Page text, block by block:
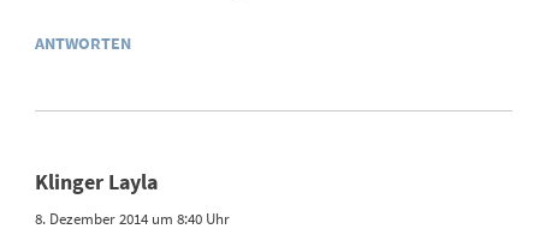
ANTWORTEN
Klinger Layla
8. Dezember 2014 um 8:40 Uhr